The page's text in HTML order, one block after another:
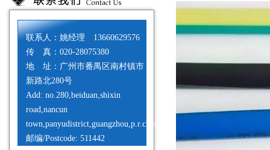
联系人：姚经理 13660629576
传 真：020-28075380
地 址：广州市番禺区南村镇市
新路北280号
Add: no.280,beiduan,shixin
road,nancun
town,panyudistrict,guangzhou,p.r.china
邮编/Postcode: 511442